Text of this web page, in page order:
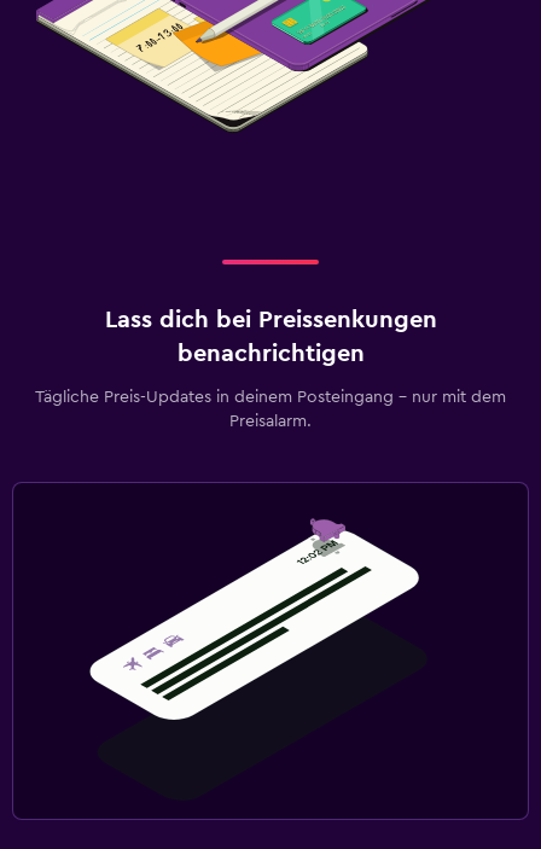
Lass dich bei Preissenkungen
benachrichtigen
Tägliche Preis-Updates in deinem Posteingang – nur mit dem
Preisalarm.